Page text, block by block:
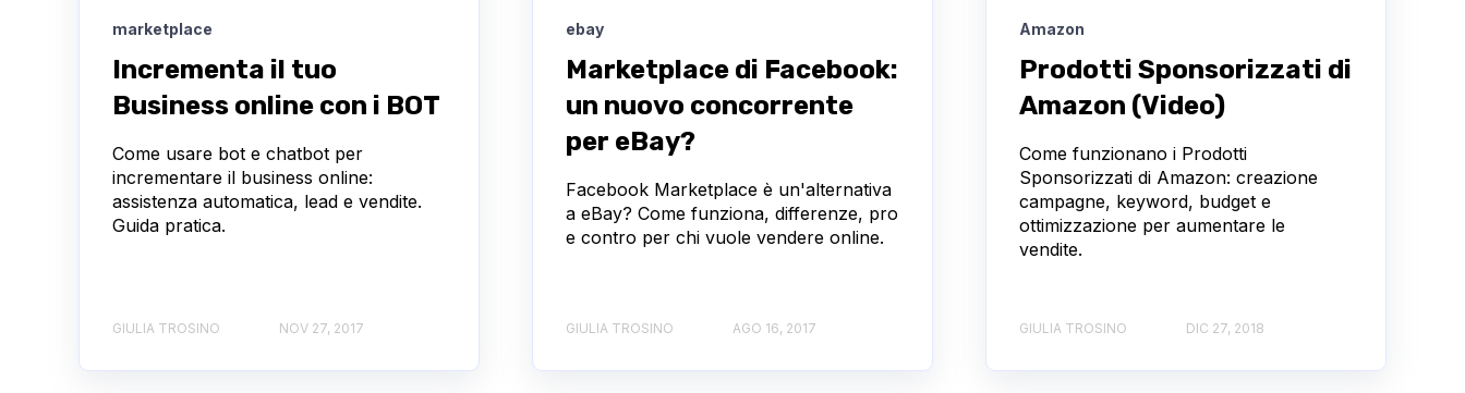
marketplace
Incrementa il tuo
Business online con i BOT
Come usare bot e chatbot per
incrementare il business online:
assistenza automatica, lead e vendite.
Guida pratica.
GIULIA TROSINO NOV 27, 2017
ebay
Marketplace di Facebook:
un nuovo concorrente
per eBay?
Facebook Marketplace è un'alternativa
a eBay? Come funziona, differenze, pro
e contro per chi vuole vendere online.
GIULIA TROSINO AGO 16, 2017
Amazon
Prodotti Sponsorizzati di
Amazon (Video)
Come funzionano i Prodotti
Sponsorizzati di Amazon: creazione
campagne, keyword, budget e
ottimizzazione per aumentare le
vendite.
GIULIA TROSINO DIC 27, 2018